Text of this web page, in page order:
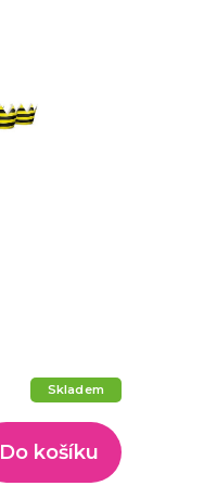
Skladem
Do košíku